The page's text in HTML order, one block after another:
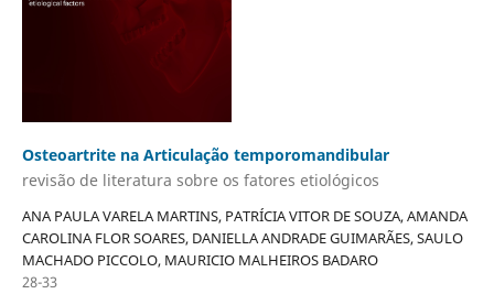
Osteoartrite na Articulação temporomandibular
revisão de literatura sobre os fatores etiológicos
ANA PAULA VARELA MARTINS, PATRÍCIA VITOR DE SOUZA, AMANDA
CAROLINA FLOR SOARES, DANIELLA ANDRADE GUIMARÃES, SAULO
MACHADO PICCOLO, MAURICIO MALHEIROS BADARO
28-33